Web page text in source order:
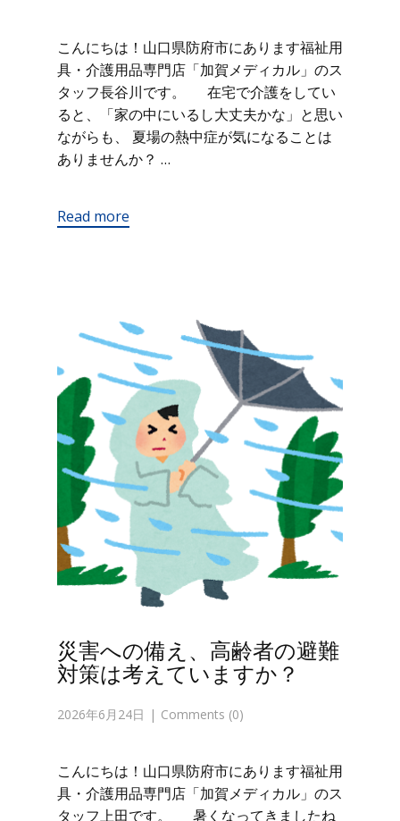
こんにちは！山口県防府市にあります福祉用
具・介護用品専門店「加賀メディカル」のス
タッフ長谷川です。 在宅で介護をしてい
ると、「家の中にいるし大丈夫かな」と思い
ながらも、 夏場の熱中症が気になることは
ありませんか？ …
Read more
災害への備え、高齢者の避難
対策は考えていますか？
2026年6月24日 Comments (0)
こんにちは！山口県防府市にあります福祉用
具・介護用品専門店「加賀メディカル」のス
タッフ上田です。 暑くなってきましたね